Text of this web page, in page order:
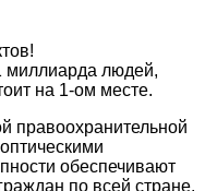
миллиарда людей,
на 1-ом месте.
правоохранительной
обеспечивают
по всей стране.